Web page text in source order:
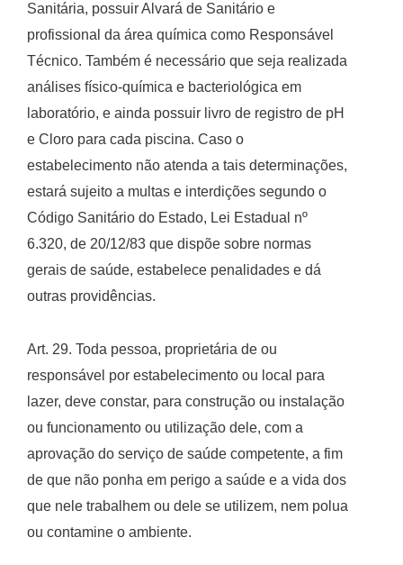
Sanitária, possuir Alvará de Sanitário e
profissional da área química como Responsável
Técnico. Também é necessário que seja realizada
análises físico-química e bacteriológica em
laboratório, e ainda possuir livro de registro de pH
e Cloro para cada piscina. Caso o
estabelecimento não atenda a tais determinações,
estará sujeito a multas e interdições segundo o
Código Sanitário do Estado, Lei Estadual nº
6.320, de 20/12/83 que dispõe sobre normas
gerais de saúde, estabelece penalidades e dá
outras providências.
Art. 29. Toda pessoa, proprietária de ou
responsável por estabelecimento ou local para
lazer, deve constar, para construção ou instalação
ou funcionamento ou utilização dele, com a
aprovação do serviço de saúde competente, a fim
de que não ponha em perigo a saúde e a vida dos
que nele trabalhem ou dele se utilizem, nem polua
ou contamine o ambiente.